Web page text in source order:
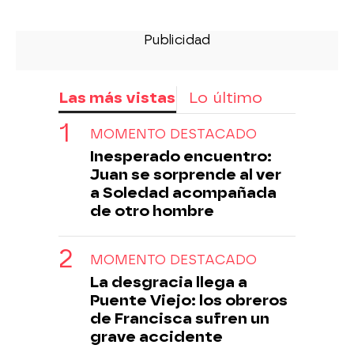
Las más vistas Lo último
MOMENTO DESTACADO
Inesperado encuentro:
Juan se sorprende al ver
a Soledad acompañada
de otro hombre
MOMENTO DESTACADO
La desgracia llega a
Puente Viejo: los obreros
de Francisca sufren un
grave accidente